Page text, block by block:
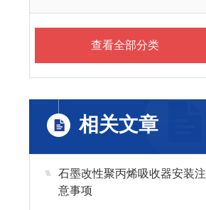
查看全部分类
相关文章
石墨改性聚丙烯吸收器安装注
意事项